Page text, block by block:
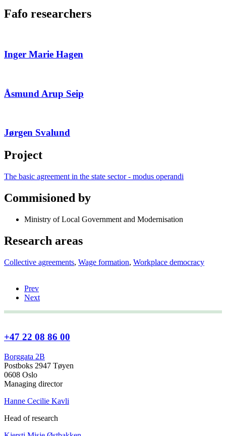
Fafo researchers
Inger Marie Hagen
Åsmund Arup Seip
Jørgen Svalund
Project
The basic agreement in the state sector - modus operandi
Commisioned by
Ministry of Local Government and Modernisation
Research areas
Collective agreements, Wage formation, Workplace democracy
Prev
Next
+47 22 08 86 00
Borggata 2B
Postboks 2947 Tøyen
0608 Oslo
Managing director
Hanne Cecilie Kavli
Head of research